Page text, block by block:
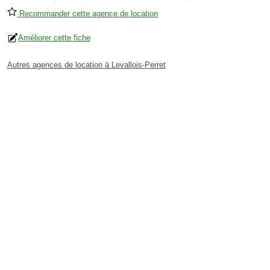
Recommander cette agence de location
Améliorer cette fiche
Autres agences de location à Levallois-Perret